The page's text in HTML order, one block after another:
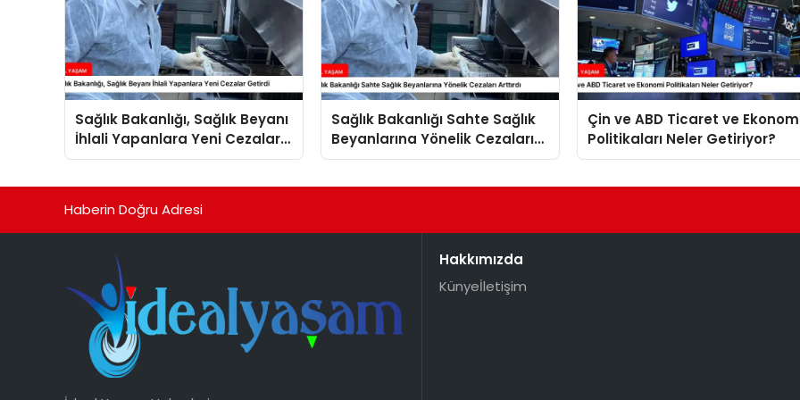
Sağlık Bakanlığı, Sağlık Beyanı
İhlali Yapanlara Yeni Cezalar
Getirdi
Sağlık Bakanlığı Sahte Sağlık
Beyanlarına Yönelik Cezaları
Arttırdı
Çin ve ABD Ticaret ve
Politikaları Neler Getiriyor?
Haberin Doğru Adresi
Hakkımızda
Künyeİletişim